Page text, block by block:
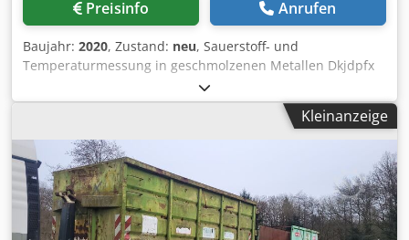
Preisinfo Anrufen
Baujahr: 2020, Zustand: neu, Sauerstoff- und
Temperaturmessung in geschmolzenen Metallen Dkjdpfx
Kleinanzeige